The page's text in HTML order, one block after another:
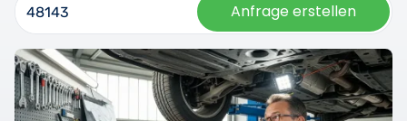
Anfrage erstellen